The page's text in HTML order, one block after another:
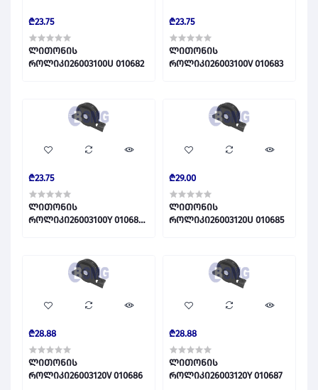
₾23.75
ლითონის
როლიკი26003100U 010682
₾23.75
ლითონის
როლიკი26003100V 010683
₾23.75
ლითონის
როლიკი26003100Y 010684
₾29.00
ლითონის
როლიკი26003120U 010685
₾28.88
ლითონის
როლიკი26003120V 010686
₾28.88
ლითონის
როლიკი26003120Y 010687